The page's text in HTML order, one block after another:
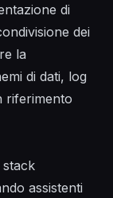
di
dei
la
di dati, log
riferimento
assistenti